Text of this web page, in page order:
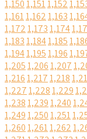
1,1501,1511,152
1,1611,1621,163
1,1721,1731,174
1,1831,1841,185
1,1941,1951,196
1,2051,2061,207
1,2161,2171,218
1,2271,2281,229
1,2381,2391,240
1,2491,2501,251
1,2601,2611,262